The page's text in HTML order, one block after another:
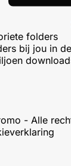
folders
bij jou in
- Alle